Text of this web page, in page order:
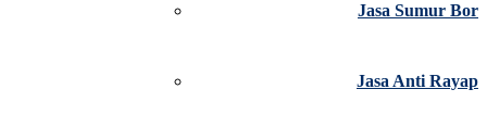
Jasa Sumur Bor
Jasa Anti Rayap